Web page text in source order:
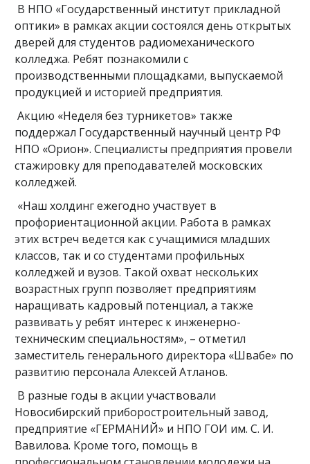
В НПО «Государственный институт прикладной
оптики» в рамках акции состоялся день открытых
дверей для студентов радиомеханического
колледжа. Ребят познакомили с
производственными площадками, выпускаемой
продукцией и историей предприятия.
Акцию «Неделя без турникетов» также
поддержал Государственный научный центр РФ
НПО «Орион». Специалисты предприятия провели
стажировку для преподавателей московских
колледжей.
«Наш холдинг ежегодно участвует в
профориентационной акции. Работа в рамках
этих встреч ведется как с учащимися младших
классов, так и со студентами профильных
колледжей и вузов. Такой охват нескольких
возрастных групп позволяет предприятиям
наращивать кадровый потенциал, а также
развивать у ребят интерес к инженерно-
техническим специальностям», – отметил
заместитель генерального директора «Швабе» по
развитию персонала Алексей Атланов.
В разные годы в акции участвовали
Новосибирский приборостроительный завод,
предприятие «ГЕРМАНИЙ» и НПО ГОИ им. С. И.
Вавилова. Кроме того, помощь в